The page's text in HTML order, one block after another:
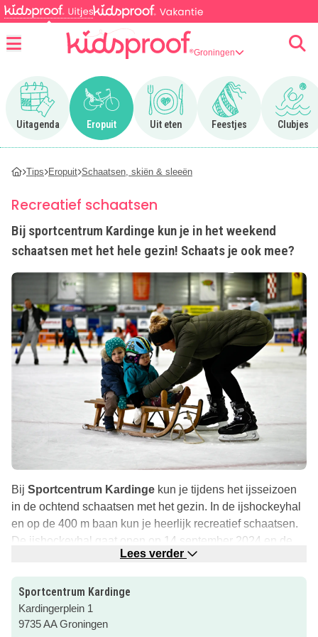
Groningen
Uitagenda
Ga naar Uitagenda
Eropuit
Ga naar Eropuit
Uit eten
Ga naar Uit eten
Feestjes
Ga naar Feestjes
Clubjes
Ga
Tips Eropuit Schaatsen, skiën & sleeën
Recreatief schaatsen
Bij sportcentrum Kardinge kun je in het weekend
schaatsen met het hele gezin! Schaats je ook mee?
Bij Sportcentrum Kardinge kun je tijdens het ijsseizoen
in de ochtend schaatsen met het gezin. In de ijshockeyhal
en op de 400 m baan kun je heerlijk recreatief schaatsen.
De ijshockeyhal gaat open op 14 september 2024 en de
400-meterbaan volgt later op 12 oktober 2024. Beiden
banen sluiten op 23 maart 2025 weer. In de ijshockeyhal
staan op zondagochtend sleetjes en schaatshekjes klaar
voor jullie.
Lees verder
Sportcentrum Kardinge
Kardingerplein 1
9735 AA Groningen